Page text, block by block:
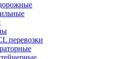
перевозки